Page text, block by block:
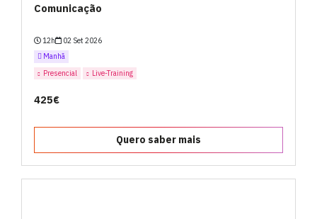
Comunicação
12h
02 Set 2026
Manhã
Presencial
Live-Training
425€
Quero saber mais